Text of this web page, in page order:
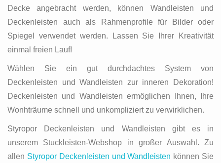
Decke angebracht werden, können Wandleisten und
Deckenleisten auch als Rahmenprofile für Bilder oder
Spiegel verwendet werden. Lassen Sie Ihrer Kreativität
einmal freien Lauf!
Wählen Sie ein gut durchdachtes System von
Deckenleisten und Wandleisten zur inneren Dekoration!
Deckenleisten und Wandleisten ermöglichen Ihnen, Ihre
Wonhträume schnell und unkompliziert zu verwirklichen.
Styropor Deckenleisten und Wandleisten gibt es in
unserem Stuckleisten-Webshop in großer Auswahl. Zu
allen Styropor Deckenleisten und Wandleisten können Sie